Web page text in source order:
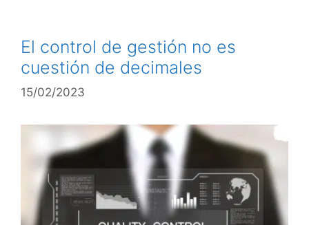
El control de gestión no es
cuestión de decimales
15/02/2023